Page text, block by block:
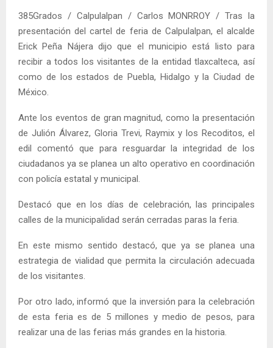
385Grados / Calpulalpan / Carlos MONRROY / Tras la
presentación del cartel de feria de Calpulalpan, el alcalde
Erick Peña Nájera dijo que el municipio está listo para
recibir a todos los visitantes de la entidad tlaxcalteca, así
como de los estados de Puebla, Hidalgo y la Ciudad de
México.
Ante los eventos de gran magnitud, como la presentación
de Julión Álvarez, Gloria Trevi, Raymix y los Recoditos, el
edil comentó que para resguardar la integridad de los
ciudadanos ya se planea un alto operativo en coordinación
con policía estatal y municipal.
Destacó que en los días de celebración, las principales
calles de la municipalidad serán cerradas paras la feria.
En este mismo sentido destacó, que ya se planea una
estrategia de vialidad que permita la circulación adecuada
de los visitantes.
Por otro lado, informó que la inversión para la celebración
de esta feria es de 5 millones y medio de pesos, para
realizar una de las ferias más grandes en la historia.